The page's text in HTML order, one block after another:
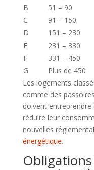
B
51 – 90
C
91 – 150
D
151 – 230
E
231 – 330
F
331 – 450
G
Plus de 450
Les logements
comme des
doivent entreprendre
réduire leur
nouvelles
énergétique.